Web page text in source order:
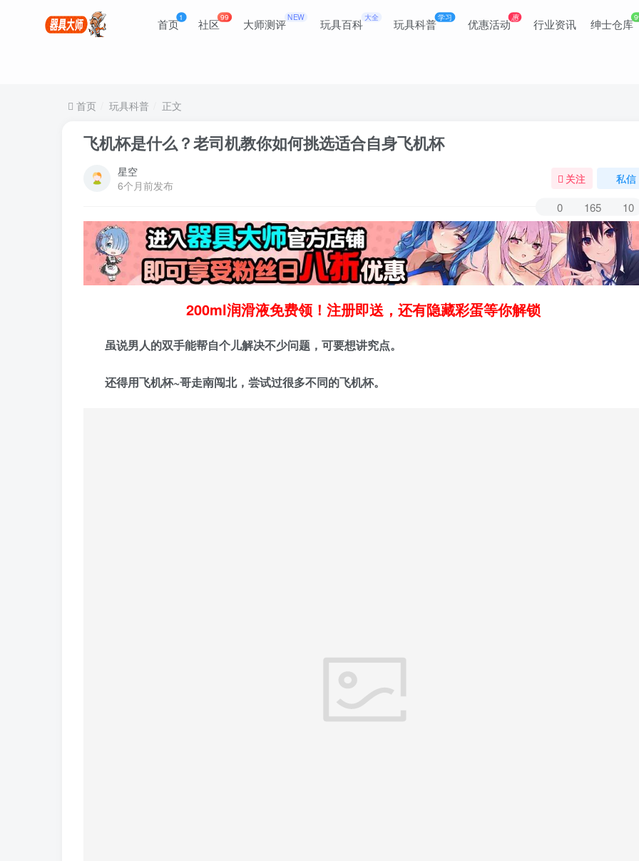
首页1 社区99 大师测评NEW 玩具百科 大全 玩具科普学习 优惠活动惠 行业资讯 绅士仓库
首页 玩具科普 正文
飞机杯是什么？老司机教你如何挑选适合自身飞机杯
星空
6个月前发布
关注 私信
0 165 10
200ml润滑液免费领！注册即送，还有隐藏彩蛋等你解锁
虽说男人的双手能帮自个儿解决不少问题，可要想讲究点。
还得用飞机杯~哥走南闯北，尝试过很多不同的飞机杯。